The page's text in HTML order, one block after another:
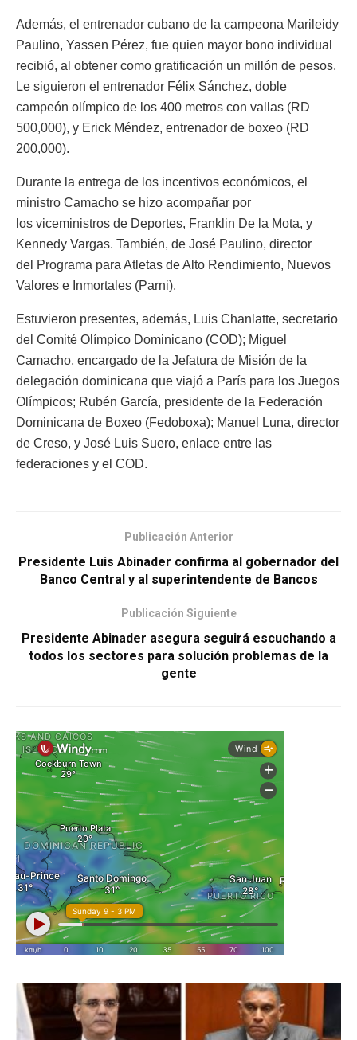
Además, el entrenador cubano de la campeona Marileidy
Paulino, Yassen Pérez, fue quien mayor bono individual
recibió, al obtener como gratificación un millón de pesos.
Le siguieron el entrenador Félix Sánchez, doble
campeón olímpico de los 400 metros con vallas (RD
500,000), y Erick Méndez, entrenador de boxeo (RD
200,000).
Durante la entrega de los incentivos económicos, el
ministro Camacho se hizo acompañar por
los viceministros de Deportes, Franklin De la Mota, y
Kennedy Vargas. También, de José Paulino, director
del Programa para Atletas de Alto Rendimiento, Nuevos
Valores e Inmortales (Parni).
Estuvieron presentes, además, Luis Chanlatte, secretario
del Comité Olímpico Dominicano (COD); Miguel
Camacho, encargado de la Jefatura de Misión de la
delegación dominicana que viajó a París para los Juegos
Olímpicos; Rubén García, presidente de la Federación
Dominicana de Boxeo (Fedoboxa); Manuel Luna, director
de Creso, y José Luis Suero, enlace entre las
federaciones y el COD.
Publicación Anterior
Presidente Luis Abinader confirma al gobernador del
Banco Central y al superintendente de Bancos
Publicación Siguiente
Presidente Abinader asegura seguirá escuchando a
todos los sectores para solución problemas de la
gente